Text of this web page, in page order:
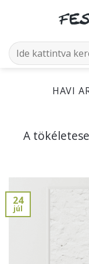
Keresés
a
HAVI
A
24
júl